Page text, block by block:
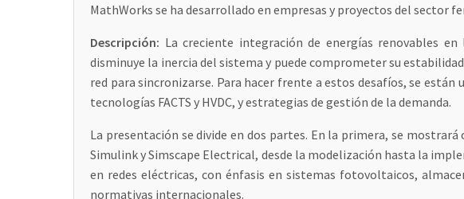
MathWorks se ha desarrollado en empresas y proyectos del sector
Descripción: La creciente integración de energías renovables
disminuye la inercia del sistema y puede comprometer su
red para sincronizarse. Para hacer frente a estos desafíos, se
tecnologías FACTS y HVDC, y estrategias de gestión de la demanda.
La presentación se divide en dos partes. En la primera, se
Simulink y Simscape Electrical, desde la modelización hasta la
en redes eléctricas, con énfasis en sistemas fotovoltaicos,
normativas internacionales.